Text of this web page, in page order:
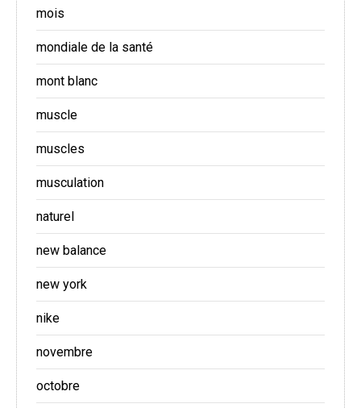
mois
mondiale de la santé
mont blanc
muscle
muscles
musculation
naturel
new balance
new york
nike
novembre
octobre